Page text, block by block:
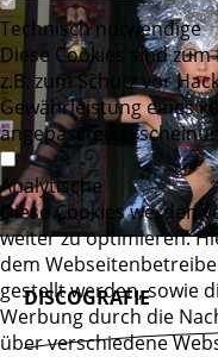
DISCOGRAFIE
Technisch notwendige
Diese Cookies sind
z.B. zum Schutz vor
Gewährleistung eines
angepassten
Analytische
Diese Cookies werden
weiter zu optimieren.
dem
gestellt werden, sowie
Werbung durch die
über verschiedene